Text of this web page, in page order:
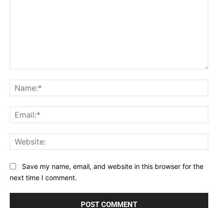
Save my name, email, and website in this browser for the
next time I comment.